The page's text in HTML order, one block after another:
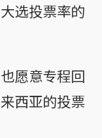
选投票率的
愿意专程回
西亚的投票